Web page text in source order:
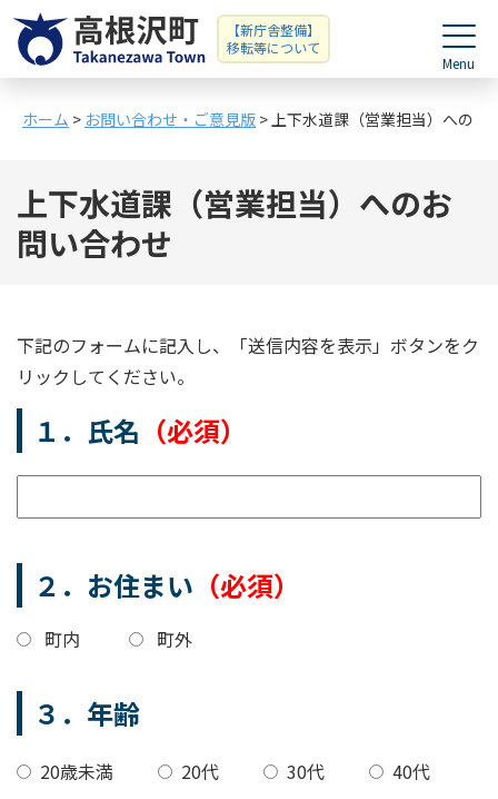
【新庁舎整備】
移転等について
ホーム > お問い合わせ・ご意見版 > 上下水道課（営業担当）へのお
上下水道課（営業担当）へのお
問い合わせ
下記のフォームに記入し、「送信内容を表示」ボタンをク
リックしてください。
１．氏名 （必須）
２．お住まい （必須）
町内 町外
３．年齢
20歳未満 20代 30代 40代